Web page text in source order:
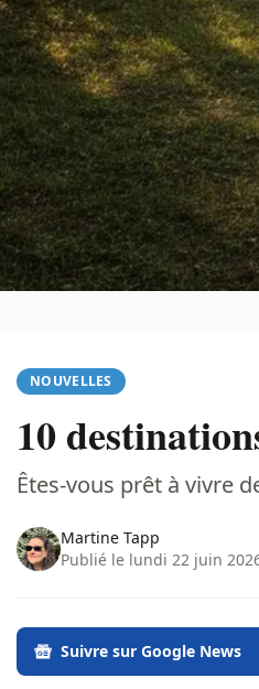
NOUVELLES
10
Êtes-vous prêt à vivre
Martine Tapp
Publié le lundi 22 juin
Suivre sur Google News